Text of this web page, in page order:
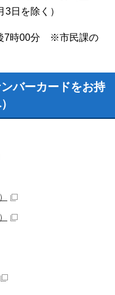
日を除く）
7時00分 ※市民課の
バーカードをお持